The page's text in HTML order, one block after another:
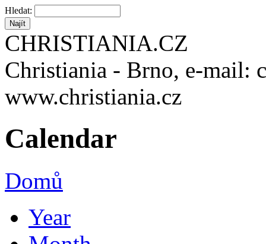
Hledat:
CHRISTIANIA.CZ
Christiania - Brno, e-mail:
www.christiania.cz
Calendar
Domů
Year